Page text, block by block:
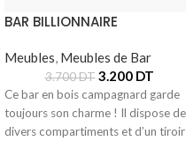
BAR BILLIONNAIRE
Meubles, Meubles de Bar
3.700DT 3.200 DT
Ce bar en bois campagnard garde
toujours son charme ! Il dispose de
divers compartiments et d’un tiroir